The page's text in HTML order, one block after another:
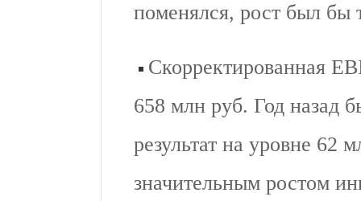
поменялся, рост был бы
Скорректированная
658 млн руб. Год назад
результат на уровне 62
значительным ростом